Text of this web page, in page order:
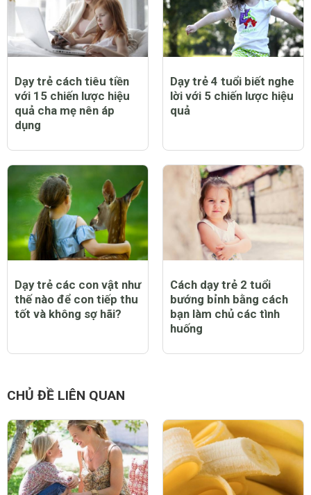
Dạy trẻ cách tiêu tiền
với 15 chiến lược hiệu
quả cha mẹ nên áp
dụng
Dạy trẻ 4 tuổi biết nghe
lời với 5 chiến lược hiệu
quả
Dạy trẻ các con vật như
thế nào để con tiếp thu
tốt và không sợ hãi?
Cách dạy trẻ 2 tuổi
bướng bỉnh bằng cách
bạn làm chủ các tình
huống
CHỦ ĐỀ LIÊN QUAN